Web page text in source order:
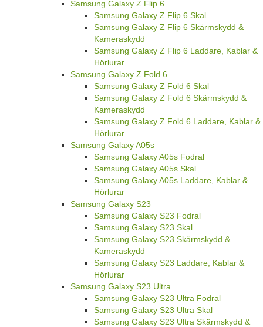
Samsung Galaxy Z Flip 6
Samsung Galaxy Z Flip 6 Skal
Samsung Galaxy Z Flip 6 Skärmskydd &
Kameraskydd
Samsung Galaxy Z Flip 6 Laddare, Kablar &
Hörlurar
Samsung Galaxy Z Fold 6
Samsung Galaxy Z Fold 6 Skal
Samsung Galaxy Z Fold 6 Skärmskydd &
Kameraskydd
Samsung Galaxy Z Fold 6 Laddare, Kablar &
Hörlurar
Samsung Galaxy A05s
Samsung Galaxy A05s Fodral
Samsung Galaxy A05s Skal
Samsung Galaxy A05s Laddare, Kablar &
Hörlurar
Samsung Galaxy S23
Samsung Galaxy S23 Fodral
Samsung Galaxy S23 Skal
Samsung Galaxy S23 Skärmskydd &
Kameraskydd
Samsung Galaxy S23 Laddare, Kablar &
Hörlurar
Samsung Galaxy S23 Ultra
Samsung Galaxy S23 Ultra Fodral
Samsung Galaxy S23 Ultra Skal
Samsung Galaxy S23 Ultra Skärmskydd &